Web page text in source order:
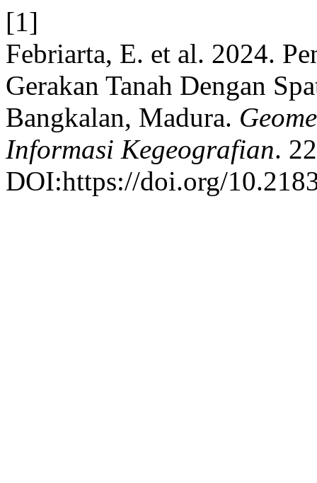
[1]
Febriarta, E. et al. 2024.
Gerakan Tanah Dengan
Bangkalan, Madura.
Informasi Kegeografian.
DOI:https://doi.org/